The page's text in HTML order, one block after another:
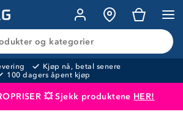
og kategorier
Kjøp nå, betal senere
100 dagers åpent kjøp
💥 Sjekk produktene HER!